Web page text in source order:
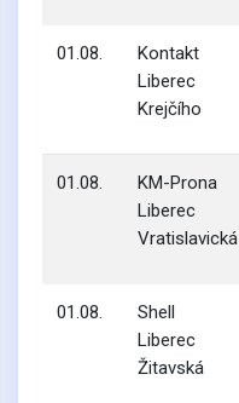
01.08.
Kontakt
Liberec
Krejčího
01.08.
KM-Prona
Liberec
Vratislavická
01.08.
Shell
Liberec
Žitavská